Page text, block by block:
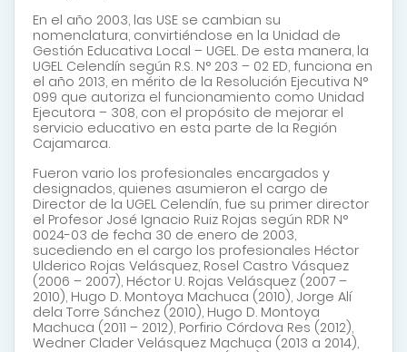
En el año 2003, las USE se cambian su
nomenclatura, convirtiéndose en la Unidad de
Gestión Educativa Local – UGEL. De esta manera, la
UGEL Celendín según R.S. N° 203 – 02 ED, funciona en
el año 2013, en mérito de la Resolución Ejecutiva N°
099 que autoriza el funcionamiento como Unidad
Ejecutora – 308, con el propósito de mejorar el
servicio educativo en esta parte de la Región
Cajamarca.
Fueron vario los profesionales encargados y
designados, quienes asumieron el cargo de
Director de la UGEL Celendín, fue su primer director
el Profesor José Ignacio Ruiz Rojas según RDR N°
0024-03 de fecha 30 de enero de 2003,
sucediendo en el cargo los profesionales Héctor
Ulderico Rojas Velásquez, Rosel Castro Vásquez
(2006 – 2007), Héctor U. Rojas Velásquez (2007 –
2010), Hugo D. Montoya Machuca (2010), Jorge Alí
dela Torre Sánchez (2010), Hugo D. Montoya
Machuca (2011 – 2012), Porfirio Córdova Res (2012),
Wedner Clader Velásquez Machuca (2013 a 2014),